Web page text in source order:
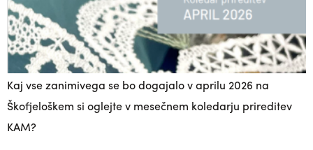
Kaj vse zanimivega se bo dogajalo v aprilu 2026 na
Škofjeloškem si oglejte v mesečnem koledarju prireditev
KAM?